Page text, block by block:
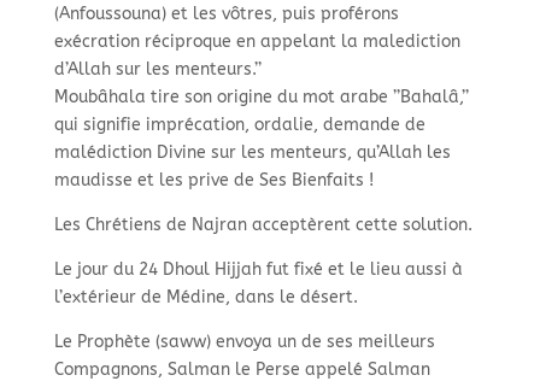
(Anfoussouna) et les vôtres, puis proférons
exécration réciproque en appelant la malediction
d’Allah sur les menteurs.’’
Moubâhala tire son origine du mot arabe ’’Bahalâ,’’
qui signifie imprécation, ordalie, demande de
malédiction Divine sur les menteurs, qu’Allah les
maudisse et les prive de Ses Bienfaits !
Les Chrétiens de Najran acceptèrent cette solution.
Le jour du 24 Dhoul Hijjah fut fixé et le lieu aussi à
l’extérieur de Médine, dans le désert.
Le Prophète (saww) envoya un de ses meilleurs
Compagnons, Salman le Perse appelé Salman